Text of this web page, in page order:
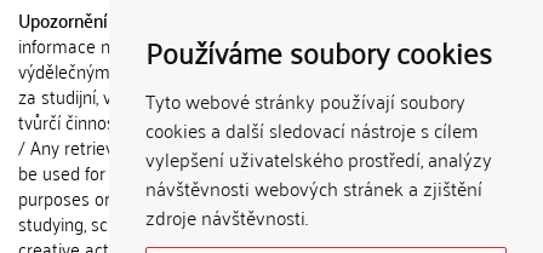
Používáme soubory cookies
Tyto webové stránky používají soubory
cookies a další sledovací nástroje s cílem
vylepšení uživatelského prostředí, analýzy
návštěvnosti webových stránek a zjištění
zdroje návštěvnosti.
Upozornění / Notice:
informace nemohou být použity k
výdělečným účelům nebo vydávány
za studijní, vědeckou nebo jinou
tvůrčí činnost jiné osoby než autora.
/ Any retrieved information shall not
be used for any commercial
purposes or claimed as results of
studying, scientific or any other